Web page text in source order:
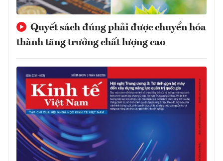
Quyết sách đúng phải được chuyển hóa
thành tăng trưởng chất lượng cao